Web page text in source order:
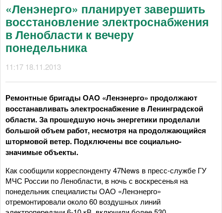
«Ленэнерго» планирует завершить
восстановление электроснабжения
в Ленобласти к вечеру
понедельника
11:17 18.11.2013
Ремонтные бригады ОАО «Ленэнерго» продолжают
восстанавливать электроснабжение в Ленинградской
области. За прошедшую ночь энергетики проделали
большой объем работ, несмотря на продолжающийся
штормовой ветер. Подключены все социально-
значимые объекты.
Как сообщили корреспонденту 47News в пресс-службе ГУ
МЧС России по Ленобласти, в ночь с воскресенья на
понедельник специалисты ОАО «Ленэнерго»
отремонтировали около 60 воздушных линий